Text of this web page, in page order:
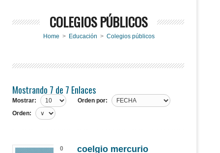
COLEGIOS PÚBLICOS
Home > Educación > Colegios públicos
Mostrando 7 de 7 Enlaces
Mostrar:
Orden por:
Orden:
0 coelgio mercurio